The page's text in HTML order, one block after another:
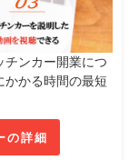
チンカー開業につ
かかる時間の最短
の詳細